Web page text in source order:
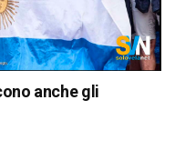
anche gli